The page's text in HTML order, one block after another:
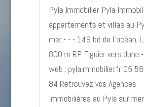
Pyla Immobilier Pyla
appartements et villas au
mer - - - 149 bd de l’océan,
800 m RP Figuier vers dune
web : pylaimmobilier.fr 05
84 Retrouvez vos Agences
Immobilières au Pyla sur